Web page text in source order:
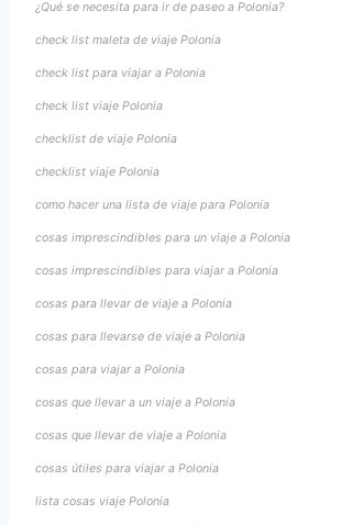
¿Qué se necesita para ir de paseo a Polonia?
check list maleta de viaje Polonia
check list para viajar a Polonia
check list viaje Polonia
checklist de viaje Polonia
checklist viaje Polonia
como hacer una lista de viaje para Polonia
cosas imprescindibles para un viaje a Polonia
cosas imprescindibles para viajar a Polonia
cosas para llevar de viaje a Polonia
cosas para llevarse de viaje a Polonia
cosas para viajar a Polonia
cosas que llevar a un viaje a Polonia
cosas que llevar de viaje a Polonia
cosas útiles para viajar a Polonia
lista cosas viaje Polonia